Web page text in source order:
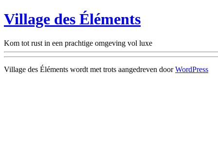
Village des Éléments
Kom tot rust in een prachtige omgeving vol luxe
Village des Éléments wordt met trots aangedreven doorWordPress